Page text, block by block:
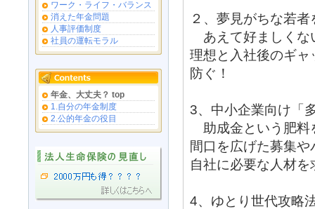
ワーク・ライフ・バランス
消えた年金問題
人事評価制度
社員の運転モラル
年金、大丈夫？ top
1.自分の年金制度
2.公的年金の役目
２、夢見がちな若
あえて好ましくな
理想と入社後のギ
防ぐ！
3、中小企業向け「
助成金という肥料
間口を広げた募集
自社に必要な人材を
4、ゆとり世代攻略